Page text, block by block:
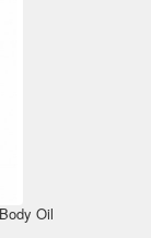
Oil